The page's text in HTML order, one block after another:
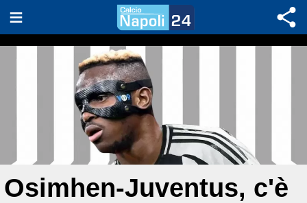
Osimhen-Juventus, c'è